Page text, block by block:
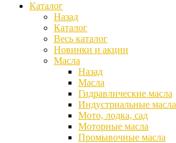
Каталог
Назад
Каталог
Весь каталог
Новинки и акции
Масла
Назад
Масла
Гидравлические масла
Индустриальные масла
Мото, лодка, сад
Моторные масла
Промывочные масла